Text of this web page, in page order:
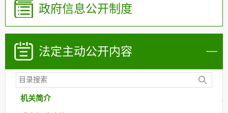
政府信息公开制度
法定主动公开内容
机关简介